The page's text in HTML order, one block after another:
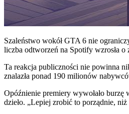
Szaleństwo wokół GTA 6 nie
liczba odtworzeń na Spotify wzrosła o
Ta reakcja publiczności nie powinna
znalazła ponad 190 milionów
Opóźnienie premiery wywołało
dzieło. „Lepiej zrobić to porządnie,